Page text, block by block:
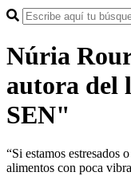
Núria
autora del
SEN"
“Si estamos estresados
alimentos con poca